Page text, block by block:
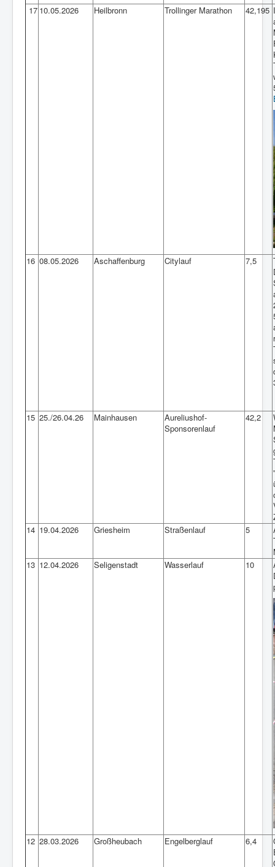
17 10.05.2026 Heilbronn Trollinger Marathon 42,195
16 08.05.2026 Aschaffenburg Citylauf 7,5
15 25./26.04.26 Mainhausen
Aureliushof-
Sponsorenlauf
42,2
14 19.04.2026 Griesheim Straßenlauf 5
13 12.04.2026 Seligenstadt Wasserlauf 10
12 28.03.2026 Großheubach Engelberglauf 6,4